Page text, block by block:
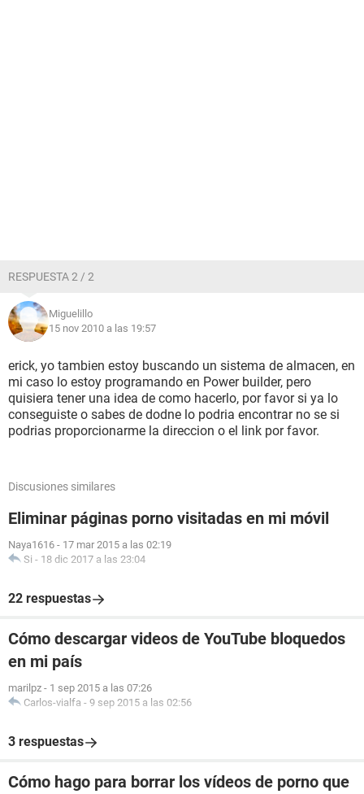
RESPUESTA 2 / 2
Miguelillo
15 nov 2010 a las 19:57
erick, yo tambien estoy buscando un sistema de almacen, en
mi caso lo estoy programando en Power builder, pero
quisiera tener una idea de como hacerlo, por favor si ya lo
conseguiste o sabes de dodne lo podria encontrar no se si
podrias proporcionarme la direccion o el link por favor.
Discusiones similares
Eliminar páginas porno visitadas en mi móvil
Naya1616 - 17 mar 2015 a las 02:19
Si - 18 dic 2017 a las 23:04
22 respuestas
Cómo descargar videos de YouTube bloquedos
en mi país
marilpz - 1 sep 2015 a las 07:26
Carlos-vialfa - 9 sep 2015 a las 02:56
3 respuestas
Cómo hago para borrar los vídeos de porno que